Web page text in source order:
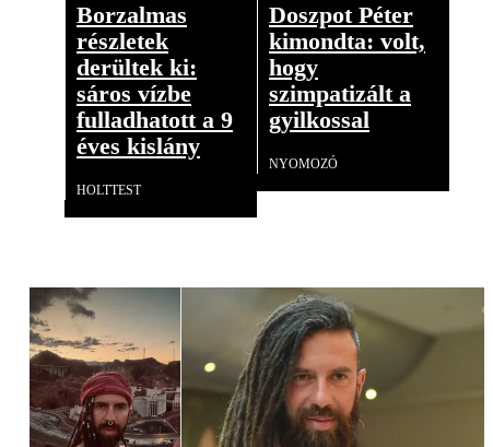
Borzalmas
részletek
derültek ki:
sáros vízbe
fulladhatott a 9
éves kislány
HOLTTEST
Doszpot Péter
kimondta: volt,
hogy
szimpatizált a
gyilkossal
NYOMOZÓ